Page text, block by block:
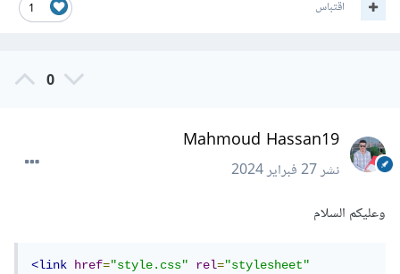
1 اقتباس
0
Mahmoud Hassan19
نشر27 فبراير 2024
وعليكم السلام
<link href="style.css" rel="stylesheet"